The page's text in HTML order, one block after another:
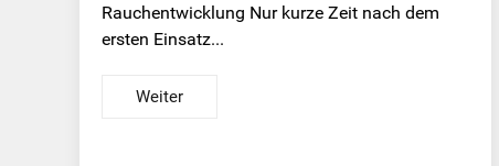
Rauchentwicklung Nur kurze Zeit nach dem
ersten Einsatz...
Weiter